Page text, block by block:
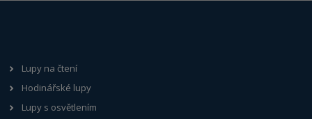
Lupy na čtení
Hodinářské lupy
Lupy s osvětlením